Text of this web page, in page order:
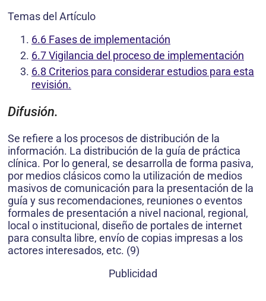
Temas del Artículo
6.6 Fases de implementación
6.7 Vigilancia del proceso de implementación
6.8 Criterios para considerar estudios para esta
revisión.
Difusión.
Se refiere a los procesos de distribución de la
información. La distribución de la guía de práctica
clínica. Por lo general, se desarrolla de forma pasiva,
por medios clásicos como la utilización de medios
masivos de comunicación para la presentación de la
guía y sus recomendaciones, reuniones o eventos
formales de presentación a nivel nacional, regional,
local o institucional, diseño de portales de internet
para consulta libre, envío de copias impresas a los
actores interesados, etc. (9)
Publicidad